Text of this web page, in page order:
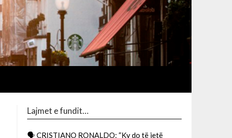
Lajmet e fundit…
🗣 CRISTIANO RONALDO: “Ky do të jetë